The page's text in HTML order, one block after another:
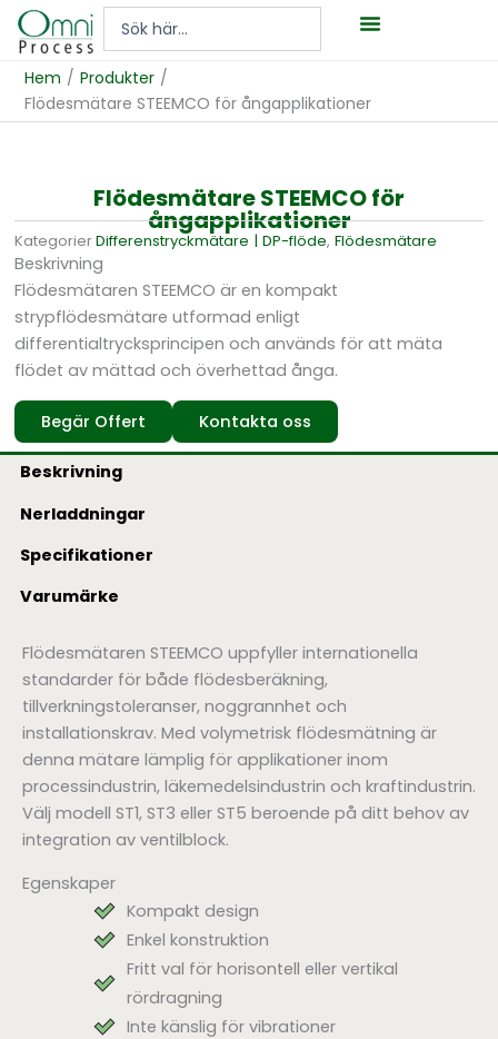
Hoppa
Search
Hem / Produkter /
Flödesmätare STEEMCO för ångapplikationer
Flödesmätare STEEMCO för
ångapplikationer
KategorierDifferens­tryckmätare | DP-flöde,Flödesmätare
Beskrivning
Flödesmätaren STEEMCO är en kompakt
strypflödesmätare utformad enligt
differentialtrycksprincipen och används för att mäta
flödet av mättad och överhettad ånga.
Begär Offert Kontakta oss
Beskrivning
Nerladdningar
Specifikationer
Varumärke
Flödesmätaren STEEMCO uppfyller internationella
standarder för både flödesberäkning,
tillverkningstoleranser, noggrannhet och
installationskrav. Med volymetrisk flödesmätning är
denna mätare lämplig för applikationer inom
processindustrin, läkemedelsindustrin och kraftindustrin.
Välj modell ST1, ST3 eller ST5 beroende på ditt behov av
integration av ventilblock.
Egenskaper
Kompakt design
Enkel konstruktion
Fritt val för horisontell eller vertikal
rördragning
Inte känslig för vibrationer